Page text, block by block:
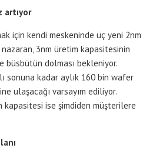
artıyor
için kendi meskeninde üç yeni 2nm
3nm üretim kapasitesinin
büsbütün dolması bekleniyor.
sonuna kadar aylık 160 bin wafer
ulaşacağı varsayım ediliyor.
kapasitesi ise şimdiden müşterilere